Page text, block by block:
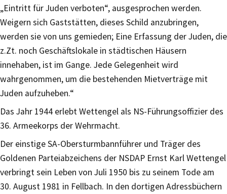
„Eintritt für Juden verboten“, ausgesprochen werden.
Weigern sich Gaststätten, dieses Schild anzubringen,
werden sie von uns gemieden; Eine Erfassung der Juden, die
z.Zt. noch Geschäftslokale in städtischen Häusern
innehaben, ist im Gange. Jede Gelegenheit wird
wahrgenommen, um die bestehenden Mietverträge mit
Juden aufzuheben.“
Das Jahr 1944 erlebt Wettengel als NS-Führungsoffizier des
36. Armeekorps der Wehrmacht.
Der einstige SA-Obersturmbannführer und Träger des
Goldenen Parteiabzeichens der NSDAP Ernst Karl Wettengel
verbringt sein Leben von Juli 1950 bis zu seinem Tode am
30. August 1981 in Fellbach. In den dortigen Adressbüchern